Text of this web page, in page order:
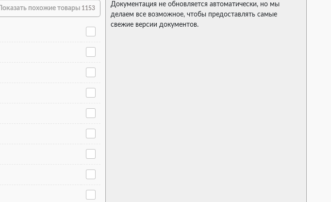
похожие товары 1153
Документация не обновляется автоматически, но мы
делаем все возможное, чтобы предоставлять самые
свежие версии документов.